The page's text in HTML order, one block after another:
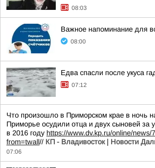
08:03
Важное напоминание для
08:00
Едва спасли после укуса
07:12
Что произошло в Приморском крае в ночь
Приморье осудили отца и двух сыновей за
в 2016 году https://www.dv.kp.ru/online/news/
from=twall// КП - Владивосток | Новости
07:06